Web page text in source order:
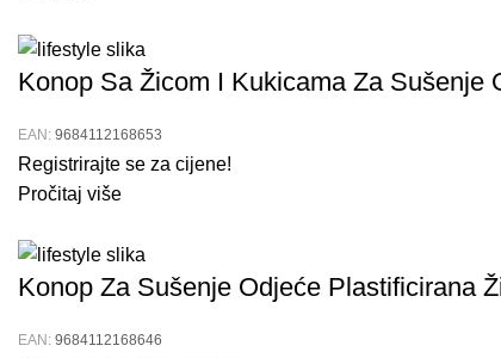
Konop Sa Žicom I Kukicama Za Sušenje
EAN: 9684112168653
Registrirajte se za cijene!
Pročitaj više
Konop Za Sušenje Odjeće Plastificirana
EAN: 9684112168646